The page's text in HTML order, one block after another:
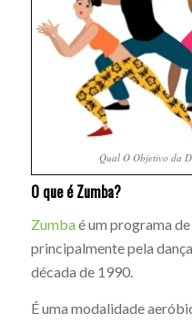
Qual O Objetivo da
O que é Zumba?
Zumbaé um programa
principalmente pela
década de 1990.
É uma modalidade